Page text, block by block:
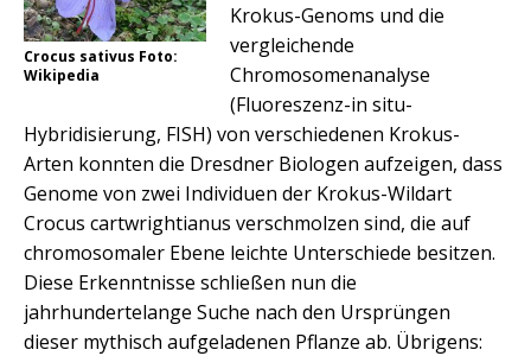
Crocus sativus Foto:
Wikipedia
Krokus-Genoms und die
vergleichende
Chromosomenanalyse
(Fluoreszenz-in situ-
Hybridisierung, FISH) von verschiedenen Krokus-
Arten konnten die Dresdner Biologen aufzeigen, dass
Genome von zwei Individuen der Krokus-Wildart
Crocus cartwrightianus verschmolzen sind, die auf
chromosomaler Ebene leichte Unterschiede besitzen.
Diese Erkenntnisse schließen nun die
jahrhundertelange Suche nach den Ursprüngen
dieser mythisch aufgeladenen Pflanze ab. Übrigens: